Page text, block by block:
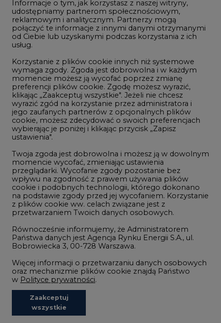
Gospodarka
Geopolityka
LTE450
Innowacje i AI
Telekomunikacja i IT
Handel emisjami CO2
Wodór
Górnictwo
Atom
Fotowoltaika
Offshore wind
Zielone samorządy
Zielona gospodarka
©2002- 2021 - 2026
REDAKCJA@CIRE.PL
Informacje o tym, jak korzystasz z naszej witryny,
udostępniamy partnerom społecznościowym,
reklamowym i analitycznym. Partnerzy mogą
połączyć te informacje z innymi danymi otrzymanymi
od Ciebie lub uzyskanymi podczas korzystania z ich
usług.
Korzystanie z plików cookie innych niż systemowe
wymaga zgody. Zgoda jest dobrowolna i w każdym
momencie możesz ją wycofać poprzez zmianę
preferencji plików cookie. Zgodę możesz wyrazić,
klikając „Zaakceptuj wszystkie". Jeżeli nie chcesz
wyrazić zgód na korzystanie przez administratora i
jego zaufanych partnerów z opcjonalnych plików
cookie, możesz zdecydować o swoich preferencjach
wybierając je poniżej i klikając przycisk „Zapisz
ustawienia".
Twoja zgoda jest dobrowolna i możesz ją w dowolnym
momencie wycofać, zmieniając ustawienia
przeglądarki. Wycofanie zgody pozostanie bez
wpływu na zgodność z prawem używania plików
cookie i podobnych technologii, którego dokonano
na podstawie zgody przed jej wycofaniem. Korzystanie
z plików cookie ww. celach związane jest z
przetwarzaniem Twoich danych osobowych.
Równocześnie informujemy, że Administratorem
Państwa danych jest Agencja Rynku Energii S.A., ul.
Bobrowiecka 3, 00-728 Warszawa.
Więcej informacji o przetwarzaniu danych osobowych
oraz mechanizmie plików cookie znajdą Państwo
w Polityce prywatności.
Zaakceptuj
wszystkie